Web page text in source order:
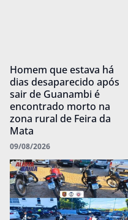
Homem que estava há
dias desaparecido após
sair de Guanambi é
encontrado morto na
zona rural de Feira da
Mata
09/08/2026